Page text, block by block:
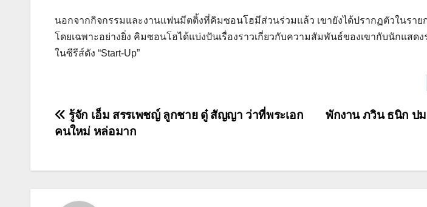
นอกจากกิจกรรมและงานแฟนมีตติ้งที่คิมซอนโฮมีส่วนร่วมแล้ว เขายังได้ปรากฏตัวในรายก
โดยเฉพาะอย่างยิ่ง คิมซอนโฮได้แบ่งปันเรื่องราวเกี่ยวกับความสัมพันธ์ของเขากับนักแสด
ในซีรีส์ดัง “Start-Up”
แนะแนว
พักงาน ภวิน ธนิก ป
รู้จัก เอ็ม สรรเพชญ์ ลูกชาย ดู๋ สัญญา ว่าที่พระเอก
คนใหม่ หล่อมาก